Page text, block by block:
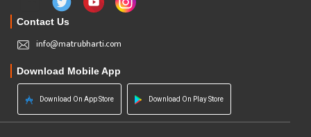
Contact Us
info@matrubharti.com
Download Mobile App
Download On App Store Download On Play Store